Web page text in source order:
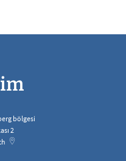
bölgesi
2